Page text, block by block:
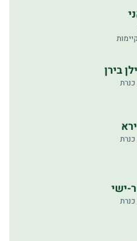
בירן
ישי